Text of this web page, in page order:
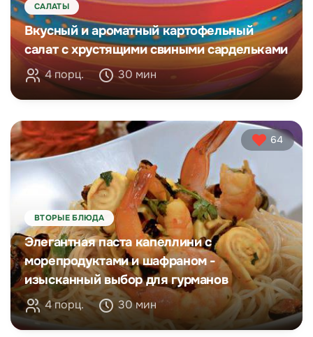
САЛАТЫ
Вкусный и ароматный картофельный
салат с хрустящими свиными сардельками
4 порц. 30 мин
64
ВТОРЫЕ БЛЮДА
Элегантная паста капеллини с
морепродуктами и шафраном -
изысканный выбор для гурманов
4 порц. 30 мин